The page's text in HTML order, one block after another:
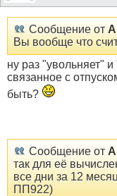
Сообщение от
Вы вообще что
ну раз "увольняет"
связанное с
быть?
Сообщение от
так для её
все дни за 12
ПП922)